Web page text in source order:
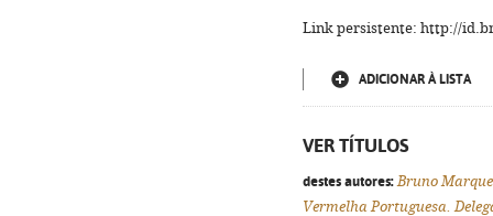
Link persistente: http://
ADICIONAR À LISTA
VER TÍTULOS
destes autores: Bruno
Vermelha Portuguesa.